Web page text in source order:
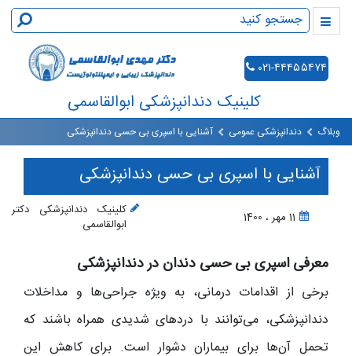
۰۲۱-۴۴۴۵۵۴۷۴
کلینیک دندانپزشکی ابوالقاسمی
وبلاگ دندانپزشکی عمومی آشنایی با اسپری بی حسی دندانپزشکی
آشنایی با اسپری بی حسی دندانپزشکی
11 مهر ، 1400
کلینیک دندانپزشکی دکتر
ابوالقاسمی
معرفی اسپری بی حسی دندان در دندانپزشکی
برخی از اقدامات درمانی، به ویژه جراحی‌ها و مداخلات
دندانپزشکی، می‌توانند با دردهای شدیدی همراه باشند که
تحمل آن‌ها برای بیماران دشوار است. برای کاهش این